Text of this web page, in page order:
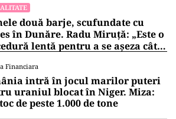
două barje, scufundate cu
în Dunăre. Radu Miruță: „Este o
lentă pentru a se așeza cât
Financiara
intră în jocul marilor puteri
uraniul blocat în Niger. Miza:
de peste 1.000 de tone